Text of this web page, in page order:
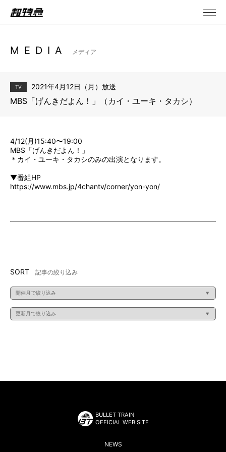
MEDIA メディア
TV 2021年4月12日（月）放送
MBS「げんきだよん！」（カイ・ユーキ・タカシ）
4/12(月)15:40〜19:00
MBS「げんきだよん！」
＊カイ・ユーキ・タカシのみの出演となります。
▼番組HP
https://www.mbs.jp/4chantv/corner/yon-yon/
SORT 記事の絞り込み
BULLET TRAIN
OFFICIAL WEB SITE
NEWS